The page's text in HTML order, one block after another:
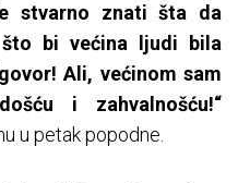
stvarno znati šta da
bi većina ljudi bila
Ali, većinom sam
i zahvalnošću!“
u petak popodne.